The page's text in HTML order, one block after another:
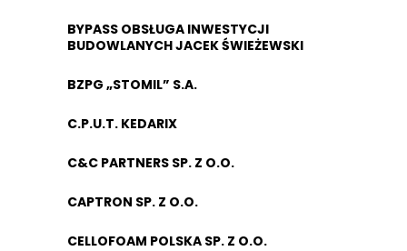
BYPASS OBSŁUGA INWESTYCJI
BUDOWLANYCH JACEK ŚWIEŻEWSKI
BZPG „STOMIL” S.A.
C.P.U.T. KEDARIX
C&C PARTNERS SP. Z O.O.
CAPTRON SP. Z O.O.
CELLOFOAM POLSKA SP. Z O.O.